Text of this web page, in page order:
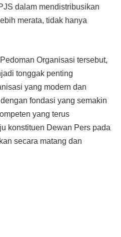
dalam mendistribusikan
merata, tidak hanya
Organisasi tersebut,
tonggak penting
yang modern dan
fondasi yang semakin
yang terus
konstituen Dewan Pers pada
secara matang dan